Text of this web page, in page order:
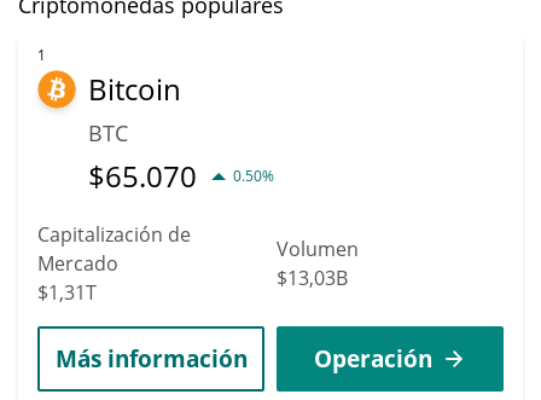
1
Bitcoin
BTC
$65.070 0.50%
Capitalización de
Mercado
$1,31T
Volumen
$13,03B
Más información Operación